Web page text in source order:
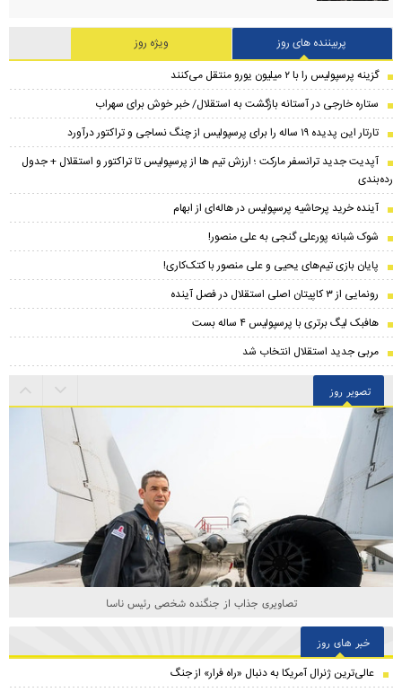
پربیننده های روز
ویژه روز
گزینه پرسپولیس را با ۲ میلیون یورو منتقل می‌کنند
ستاره خارجی در آستانه بازگشت به استقلال/ خبر خوش برای سهراب
تارتار این پدیده ۱۹ ساله را برای پرسپولیس از چنگ نساجی و تراکتور درآورد
​آپدیت جدید ترانسفر مارکت ؛ ارزش تیم ها از پرسپولیس تا تراکتور و استقلال + جدول
رده‌بندی
آینده خرید پرحاشیه‌ پرسپولیس در هاله‌ای از ابهام
شوک شبانه پورعلی گنجی به علی منصور!
پایان بازی تیم‌های یحیی و علی منصور با کتک‌کاری!
رونمایی از ۳ کاپیتان اصلی استقلال در فصل آینده
هافبک لیگ برتری با پرسپولیس ۴ ساله بست
مربی جدید استقلال انتخاب شد
تصویر روز
تصاویری جذاب از جنگنده شخصی رئیس ناسا
خبر های روز
عالی‌ترین ژنرال آمریکا به دنبال «راه فرار» از جنگ